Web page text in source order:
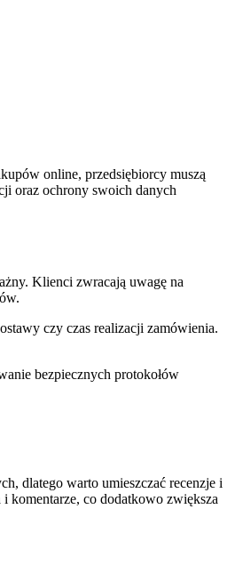
online, przedsiębiorcy muszą
oraz ochrony swoich danych
Klienci zwracają uwagę na
czy czas realizacji zamówienia.
bezpiecznych protokołów
dlatego warto umieszczać recenzje i
komentarze, co dodatkowo zwiększa